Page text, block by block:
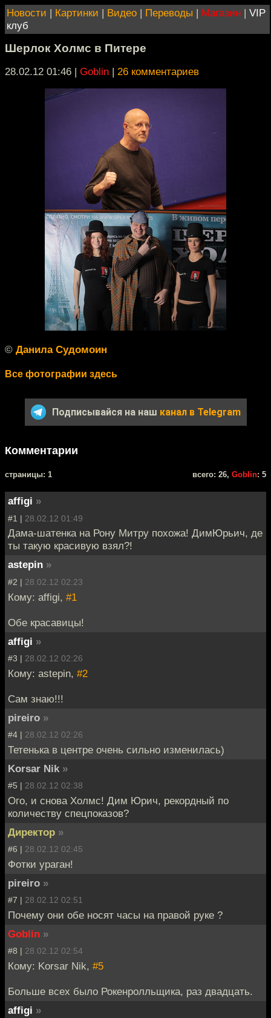
Новости | Картинки | Видео | Переводы | Магазин | VIP
клуб
Шерлок Холмс в Питере
28.02.12 01:46 | Goblin | 26 комментариев
© Данила Судомоин
Все фотографии здесь
Подписывайся на наш канал в Telegram
Комментарии
cтраницы: 1 всего: 26, Goblin: 5
affigi »
#1 | 28.02.12 01:49
Дама-шатенка на Рону Митру похожа! ДимЮрьич, де
ты такую красивую взял?!
astepin »
#2 | 28.02.12 02:23
Кому: affigi, #1
Обе красавицы!
affigi »
#3 | 28.02.12 02:26
Кому: astepin, #2
Сам знаю!!!
pireiro »
#4 | 28.02.12 02:26
Тетенька в центре очень сильно изменилась)
Korsar Nik »
#5 | 28.02.12 02:38
Ого, и снова Холмс! Дим Юрич, рекордный по
количеству спецпоказов?
Директор »
#6 | 28.02.12 02:45
Фотки ураган!
pireiro »
#7 | 28.02.12 02:51
Почему они обе носят часы на правой руке ?
Goblin »
#8 | 28.02.12 02:54
Кому: Korsar Nik, #5
Больше всех было Рокенролльщика, раз двадцать.
affigi »